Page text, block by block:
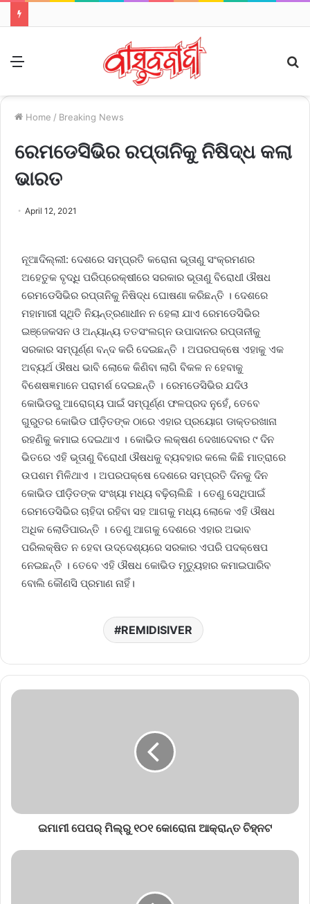
Home / Breaking News
ରେମଡେସିଭିର ରପ୍ତାନିକୁ ନିଷିଦ୍ଧ କଲା
ଭାରତ
April 12, 2021
ନୂଆଦିଲ୍ଲୀ: ଦେଶରେ ସମ୍ପ୍ରତି କରୋନା ଭୂତାଣୁ ସଂକ୍ରମଣର
ଅହେତୁକ ବୃଦ୍ଧି ପରିପ୍ରେକ୍ଷୀରେ ସରକାର ଭୂତାଣୁ ବିରୋଧୀ ଔଷଧ
ରେମଡେସିଭିର ରପ୍ତାନିକୁ ନିଷିଦ୍ଧ ଘୋଷଣା କରିଛନ୍ତି । ଦେଶରେ
ମହାମାରୀ ସ୍ଥିତି ନିୟନ୍ତ୍ରଣାଧୀନ ନ ହେଲା ଯାଏ ରେମଡେସିଭିର
ଇଞ୍ଜେକସନ ଓ ଅନ୍ୟାନ୍ୟ ତତସଂଲଗ୍ନ ଉପାଦାନର ରପ୍ତାନୀକୁ
ସରକାର ସମ୍ପୂର୍ଣ୍ଣ ବନ୍ଦ କରି ଦେଇଛନ୍ତି । ଅପରପକ୍ଷେ ଏହାକୁ ଏକ
ଅବ୍ୟର୍ଥ ଔଷଧ ଭାବି ଲୋକେ କିଣିବା ଲାଗି ବିକଳ ନ ହେବାକୁ
ବିଶେଷଜ୍ଞମାନେ ପରାମର୍ଶ ଦେଇଛନ୍ତି । ରେମଡେସିଭିର ଯଦିଓ
କୋଭିଡରୁ ଆରୋଗ୍ୟ ପାଇଁ ସମ୍ପୂର୍ଣ୍ଣ ଫଳପ୍ରଦ ନୁହେଁ, ତେବେ
ଗୁରୁତର କୋଭିଡ ପୀଡ଼ିତଙ୍କ ଠାରେ ଏହାର ପ୍ରୟୋଗ ଡାକ୍ତରଖାନା
ରହଣିକୁ କମାଇ ଦେଇଥାଏ । କୋଭିଡ ଲକ୍ଷଣ ଦେଖାଦେବାର ୯ ଦିନ
ଭିତରେ ଏହି ଭୂତାଣୁ ବିରୋଧୀ ଔଷଧକୁ ବ୍ୟବହାର କଲେ କିଛି ମାତ୍ରାରେ
ଉପଶମ ମିଳିଥାଏ । ଅପରପକ୍ଷେ ଦେଶରେ ସମ୍ପ୍ରତି ଦିନକୁ ଦିନ
କୋଭିଡ ପୀଡ଼ିତଙ୍କ ସଂଖ୍ୟା ମଧ୍ୟ ବଢ଼ିଚାଲିଛି । ତେଣୁ ସେଥିପାଇଁ
ରେମଡେସିଭିର ଚାହିଦା ରହିବା ସହ ଆଗକୁ ମଧ୍ୟ ଲୋକେ ଏହି ଔଷଧ
ଅଧିକ ଲୋଡିପାରନ୍ତି । ତେଣୁ ଆଗକୁ ଦେଶରେ ଏହାର ଅଭାବ
ପରିଲକ୍ଷିତ ନ ହେବା ଉଦ୍ଦେଶ୍ୟରେ ସରକାର ଏପରି ପଦକ୍ଷେପ
ନେଇଛନ୍ତି । ତେବେ ଏହି ଔଷଧ କୋଭିଡ ମୃତ୍ୟୁହାର କମାଇପାରିବ
ବୋଲି କୌଣସି ପ୍ରମାଣ ନାହିଁ।
REMIDISIVER
ଇମାମୀ ପେପର୍‌ ମିଲ୍‌ରୁ ୧୦୧ କୋରୋନା ଆକ୍ରାନ୍ତ ଚିହ୍ନଟ